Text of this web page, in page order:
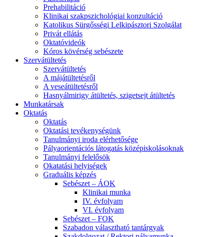
Prehabilitáció
Klinikai szakpszichológiai konzultáció
Katolikus Sürgősségi Lelkipásztori Szolgálat
Privát ellátás
Oktatóvideók
Kóros kövérség sebészete
Szervátültetés
Szervátültetés
A májátültetésről
A veseátültetésről
Hasnyálmirigy átültetés, szigetsejt átültetés
Munkatársak
Oktatás
Oktatás
Oktatási tevékenységünk
Tanulmányi iroda elérhetősége
Pályaorientációs látogatás középiskolásoknak
Tanulmányi felelősök
Okatatási helyiségek
Graduális képzés
Sebészet – ÁOK
Klinikai munka
IV. évfolyam
VI. évfolyam
Sebészet – FOK
Szabadon választható tantárgyak